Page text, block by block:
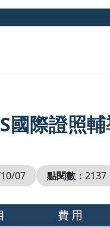
國際證照
07 點閱數： 2137
費用